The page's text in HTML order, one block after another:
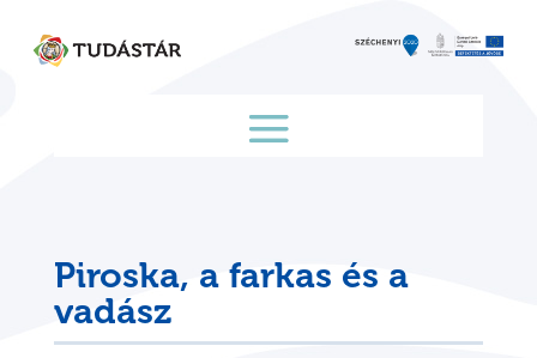
content
Piroska, a farkas és a
vadász